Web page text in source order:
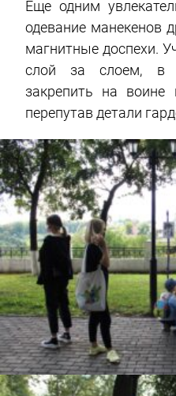
Еще одним
одевание манекенов
магнитные доспехи.
слой за слоем, в
закрепить на
перепутав детали